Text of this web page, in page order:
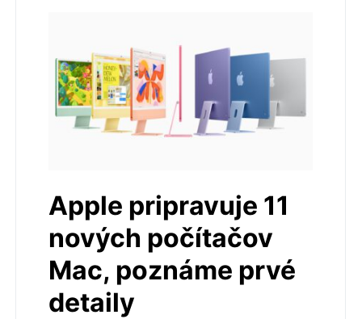
Apple pripravuje 11
nových počítačov
Mac, poznáme prvé
detaily